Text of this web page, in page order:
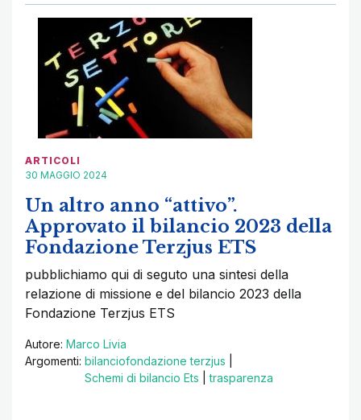
ARTICOLI
30 MAGGIO 2024
Un altro anno “attivo”.
Approvato il bilancio 2023 della
Fondazione Terzjus ETS
pubblichiamo qui di seguto una sintesi della
relazione di missione e del bilancio 2023 della
Fondazione Terzjus ETS
Autore: Marco Livia
Argomenti: bilanciofondazione terzjus
Schemi di bilancio Ets |trasparenza